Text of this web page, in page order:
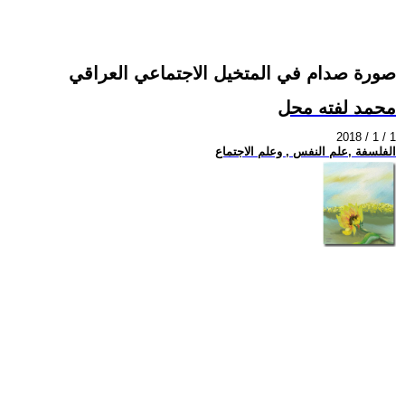
صورة صدام في المتخيل الاجتماعي العراقي
محمد لفته محل
2018 / 1 / 1
الفلسفة ,علم النفس , وعلم الاجتماع